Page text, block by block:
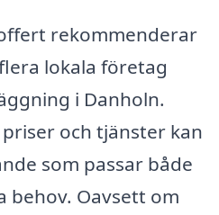
rekommenderar
lokala företag
i Danholn.
och tjänster kan
som passar både
behov. Oavsett om